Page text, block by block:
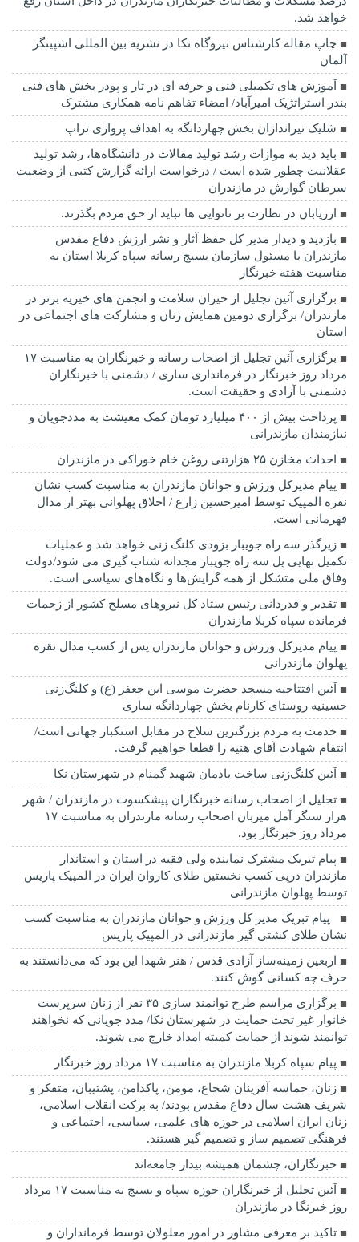
خواهد شد.
چاپ مقاله کارشناس نيروگاه نكا در نشریه بین المللی اشپینگر
آلمان
آموزش های تکمیلی فنی و حرفه ای در تار و پودر بخش های فنی
بندر استراتژیک امیرآباد/ امضاء تفاهم نامه همکاری مشترک
شلیک تیراندازان بخش چهاردانگه به اهداف پروازی تراپ
باید دید به موازات رشد تولید مقالات در دانشگاه‌ها، رشد تولید
عقلانیت چطور شده است / درخواست ارائه گزارش کتبی از وضعیت
سرطان گوارش در مازندران
ارزیابان در نظارت بر نانوایی ها نباید از حق مردم بگذرند.
بازدید و دیدار مدیر کل حفظ آثار و نشر ارزش دفاع مقدس
مازندران با مسئول سازمان بسیج رسانه سپاه کربلا استان به
مناسبت هفته خبرنگار
برگزاری آئین تجلیل از خیران سلامت و انجمن های خیریه برتر در
مازندران/ برگزاری دومین همایش زنان و مشارکت های اجتماعی در
استان
برگزاری آئین تجلیل از اصحاب رسانه و خبرنگاران به مناسبت ۱۷
مرداد روز خبرنگار در فرمانداری ساری / دشمنی با خبرنگاران
دشمنی با آزادی و حقیقت است.
پرداخت بیش از ۴۰۰ میلیارد تومان کمک معیشت به مددجویان و
نیازمندان مازندرانی
احداث مخازن ۲۵ هزارتنی روغن خام خوراکی در مازندران
پیام مدیرکل ورزش و جوانان مازندران به مناسبت کسب نشان
نقره المپیک توسط امیرحسین زارع / اخلاق پهلوانی بهتر ار مدال
قهرمانی است.
زیرگذر سه راه جویبار بزودی کلنگ زنی خواهد شد و عملیات
تکمیل نهایی پل سه راه جویبار مجدانه شتاب گیری می شود/دولت
وفاق ملی متشکل از همه گرایش‌ها و نگاه‌های سیاسی است.
تقدیر و قدردانی رئیس ستاد کل نیرو‌های مسلح کشور از زحمات
فرمانده سپاه کربلا مازندران
پیام مدیرکل ورزش و جوانان مازندران پس از کسب مدال نقره
پهلوان مازندرانی
آئین افتتاحیه مسجد حضرت موسی ابن جعفر (ع) و کلنگ‌زنی
حسینیه روستای کارنام بخش چهاردانگه ساری
خدمت به مردم بزرگترین سلاح در مقابل استکبار جهانی است/
انتقام شهادت آقای هنیه را قطعا خواهیم گرفت.
آئین کلنگ‌زنی ساخت یادمان شهید گمنام در شهرستان نکا
تجلیل از اصحاب رسانه خبرنگاران پیشکسوت در مازندران / شهر
هزار سنگر آمل میزبان اصحاب رسانه مازندران به مناسبت ۱۷
مرداد روز خبرنگار بود.
پیام تبریک مشترک نماینده ولی فقیه در استان و استاندار
مازندران درپی کسب نخستین طلای کاروان ایران در المپیک پاریس
توسط پهلوان مازندرانی
‍ ‍ پیام تبریک مدیر کل ورزش و جوانان مازندران به مناسبت کسب
نشان طلای کشتی گیر مازندرانی در المپیک پاریس
اربعین زمینه‌ساز آزادی قدس / هنر شهدا این بود که می‌دانستند به
حرف چه کسانی گوش کنند.
برگزاری مراسم طرح توانمند سازی ۳۵ نفر از زنان سرپرست
خانوار غیر تحت حمایت در شهرستان نکا/ مدد جویانی که نخواهند
توانمند شوند از حمایت کمیته امداد خارج می شوند.
پیام سپاه کربلا مازندران به مناسبت ۱۷ مرداد روز خبرنگار
زنان، حماسه آفرینان شجاع، مومن، پاکدامن، پشتیبان، متفکر و
شریف هشت سال دفاع مقدس بودند/ به برکت انقلاب اسلامی،
زنان ایران اسلامی در حوزه های علمی، سیاسی، اجتماعی و
فرهنگی تصمیم ساز و تصمیم گیر هستند.
خبرنگاران، چشمان همیشه بیدار جامعه‌اند
آئین تجلیل از خبرنگاران حوزه سپاه و بسیج به مناسبت ۱۷ مرداد
روز خبرنگا در مازندران
تاکید بر معرفی مشاور در امور معلولان توسط فرمانداران و